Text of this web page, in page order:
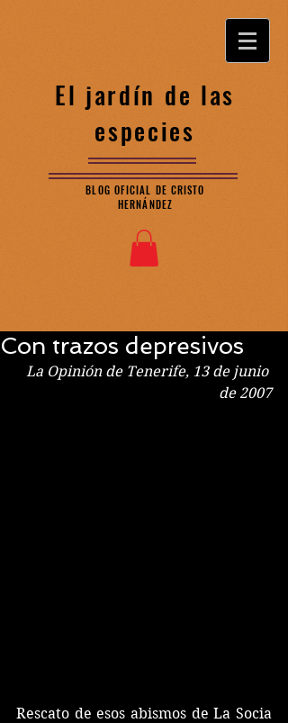
El jardín de las
especies
BLOG OFICIAL DE CRISTO
HERNÁNDEZ
Con trazos depresivos
La Opinión de Tenerife, 13 de junio
de 2007
Rescato de esos abismos de La Socia